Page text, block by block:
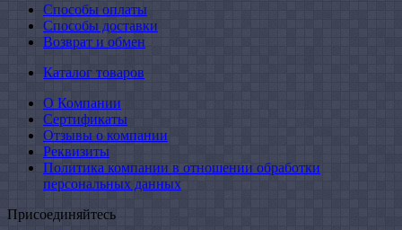
Способы оплаты
Способы доставки
Возврат и обмен
Каталог товаров
О Компании
Сертификаты
Отзывы о компании
Реквизиты
Политика компании в отношении обработки
персональных данных
Присоединяйтесь